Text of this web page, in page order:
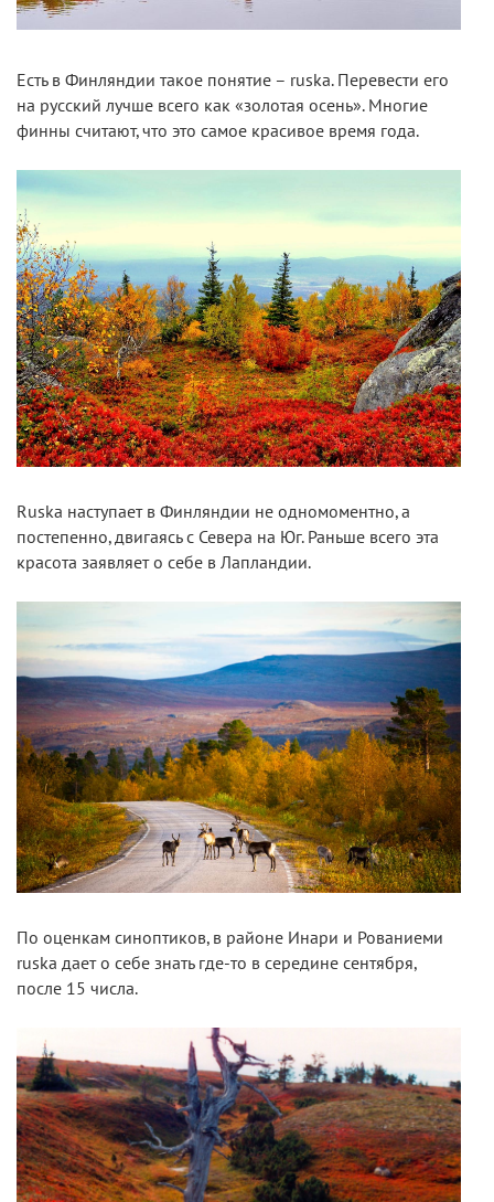
Есть в Финляндии такое понятие – ruska. Перевести его
на русский лучше всего как «золотая осень». Многие
финны считают, что это самое красивое время года.
Ruska наступает в Финляндии не одномоментно, а
постепенно, двигаясь с Севера на Юг. Раньше всего эта
красота заявляет о себе в Лапландии.
По оценкам синоптиков, в районе Инари и Рованиеми
ruska дает о себе знать где-то в середине сентября,
после 15 числа.